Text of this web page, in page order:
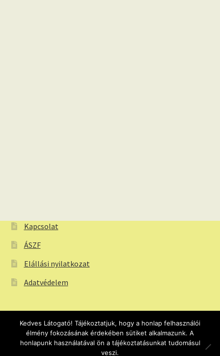
Kapcsolat
ÁSZF
Elállási nyilatkozat
Adatvédelem
© Webtapeta.eu Tapéta webáruház 2026
Kedves Látogató! Tájékoztatjuk, hogy a honlap felhasználói
élmény fokozásának érdekében sütiket alkalmazunk. A
honlapunk használatával ön a tájékoztatásunkat tudomásul
veszi.